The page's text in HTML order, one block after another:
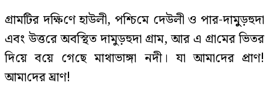
গ্রাম‌টির দ‌ক্ষি‌ণে হাউলী, প‌শ্চি‌মে দেউলী ও পার-দামুুড়হুদা
এবং উত্ত‌রে অব‌স্থিত দামুড়হুদা গ্রাম, আর এ গ্রা‌মের ভিতর
দি‌য়ে ব‌য়ে গে‌ছে মাথাভাঙ্গা নদী। যা আমা‌দের প্রাণ!
আমা‌দের ঘ্রাণ!